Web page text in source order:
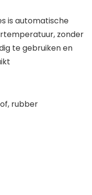
is automatische
zonder
te gebruiken en
rubber